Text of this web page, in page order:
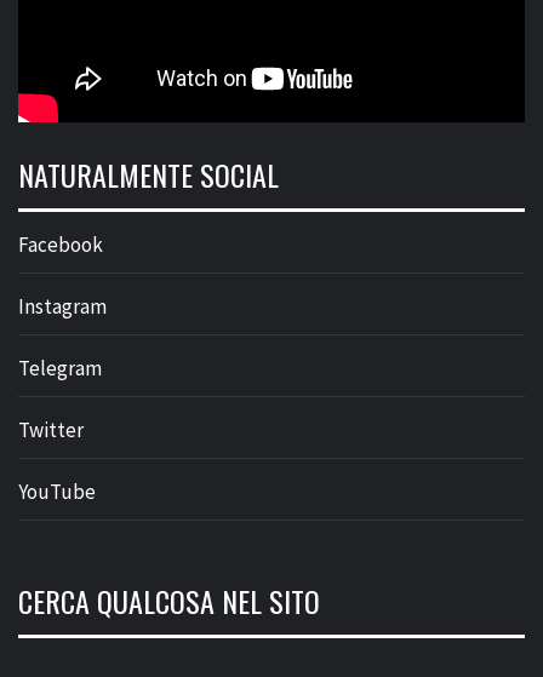
NATURALMENTE SOCIAL
Facebook
Instagram
Telegram
Twitter
YouTube
CERCA QUALCOSA NEL SITO